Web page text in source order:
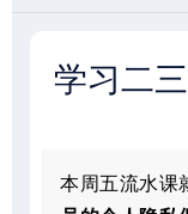
学习二
本周五流水课